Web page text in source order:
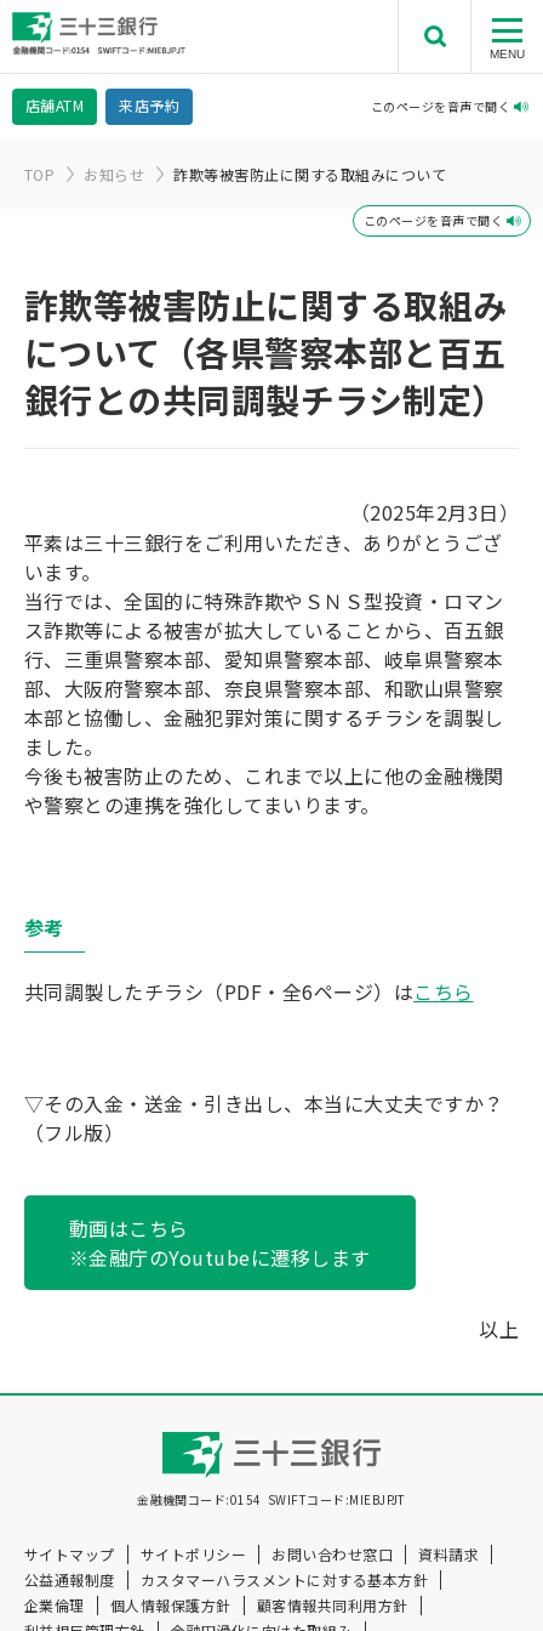
店舗ATM 来店予約 このページを音声で聞く
MENU
TOP お知らせ 詐欺等被害防止に関する取組みについて
このページを音声で聞く
詐欺等被害防止に関する取組み
について（各県警察本部と百五
銀行との共同調製チラシ制定）
（2025年2月3日）
平素は三十三銀行をご利用いただき、ありがとうござ
います。
当行では、全国的に特殊詐欺やＳＮＳ型投資・ロマン
ス詐欺等による被害が拡大していることから、百五銀
行、三重県警察本部、愛知県警察本部、岐阜県警察本
部、大阪府警察本部、奈良県警察本部、和歌山県警察
本部と協働し、金融犯罪対策に関するチラシを調製し
ました。
今後も被害防止のため、これまで以上に他の金融機関
や警察との連携を強化してまいります。
参考
共同調製したチラシ（PDF・全6ページ）はこちら
▽その入金・送金・引き出し、本当に大丈夫ですか？
（フル版）
動画はこちら
※金融庁のYoutubeに遷移します
以上
金融機関コード:0154 SWIFTコード:MIEBJPJT
サイトマップ サイトポリシー お問い合わせ窓口
資料請求
公益通報制度
カスタマーハラスメントに対する基本方針
企業倫理
個人情報保護方針
顧客情報共同利用方針